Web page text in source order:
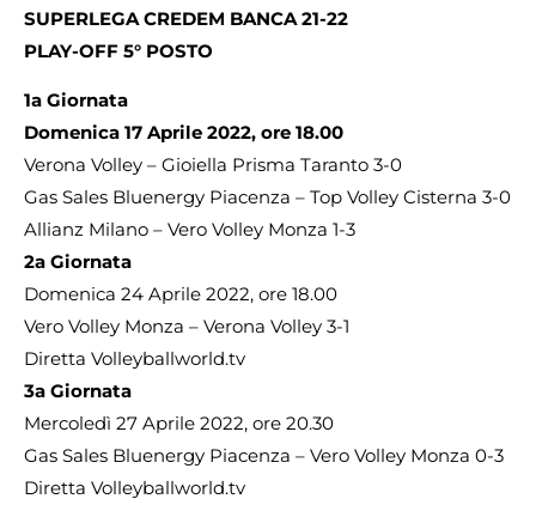
SUPERLEGA CREDEM BANCA 21-22
PLAY-OFF 5° POSTO
1a Giornata
Domenica 17 Aprile 2022, ore 18.00
Verona Volley – Gioiella Prisma Taranto 3-0
Gas Sales Bluenergy Piacenza – Top Volley Cisterna 3-0
Allianz Milano – Vero Volley Monza 1-3
2a Giornata
Domenica 24 Aprile 2022, ore 18.00
Vero Volley Monza – Verona Volley 3-1
Diretta Volleyballworld.tv
3a Giornata
Mercoledì 27 Aprile 2022, ore 20.30
Gas Sales Bluenergy Piacenza – Vero Volley Monza 0-3
Diretta Volleyballworld.tv